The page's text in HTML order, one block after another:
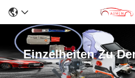
Einzelheiten Zu